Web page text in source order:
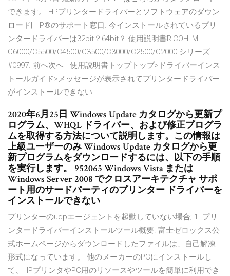
できます。 HPプリンタードライバーとソフトウェアのダウン
ロード| HP®のサポート窓口. 今インストールされているプリ
ンタードライバーは32bit？64bit？ 使用説明書RICOH IM
C6000/C5500/C4500/C3500/C3000/C2500/C2000 シリーズ.
#0997. 前へ次へ · 使用説明書トップトップ>ドライバーインス
トールガイド>メッセージが表示されてプリンタードライバー
がインストールできない
2020年6月25日 Windows Update カタログから更新プ
ログラム、WHQL ドライバー、および修正プログラ
ムを取得する方法について説明します。この情報は
上級ユーザーのみ Windows Update カタログから更
新プログラムをダウンロードするには、以下の手順
を実行します。 952065 Windows Vista または
Windows Server 2008 でクロスアーキテクチャ サポ
ート用のサードパーティのプリンター ドライバーを
インストールできない
プリンターのudpエージェントを起動していない場合; 1. プリ
ンタードライバーインストールツール概要. 富士ゼロックス公
式ホームページからダウンロードしたファイルは、自己解凍
形式になっています。 他のメーカーのPCにインストールし
て、HPプリンタやPC用のリソースやツールを簡単に利用でき